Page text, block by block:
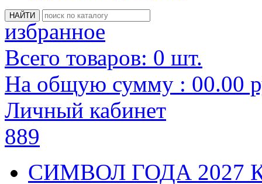
избранное
Всего товаров: 0 шт.
На общую сумму : 00.00
Личный кабинет
889
СИМВОЛ ГОДА 2027